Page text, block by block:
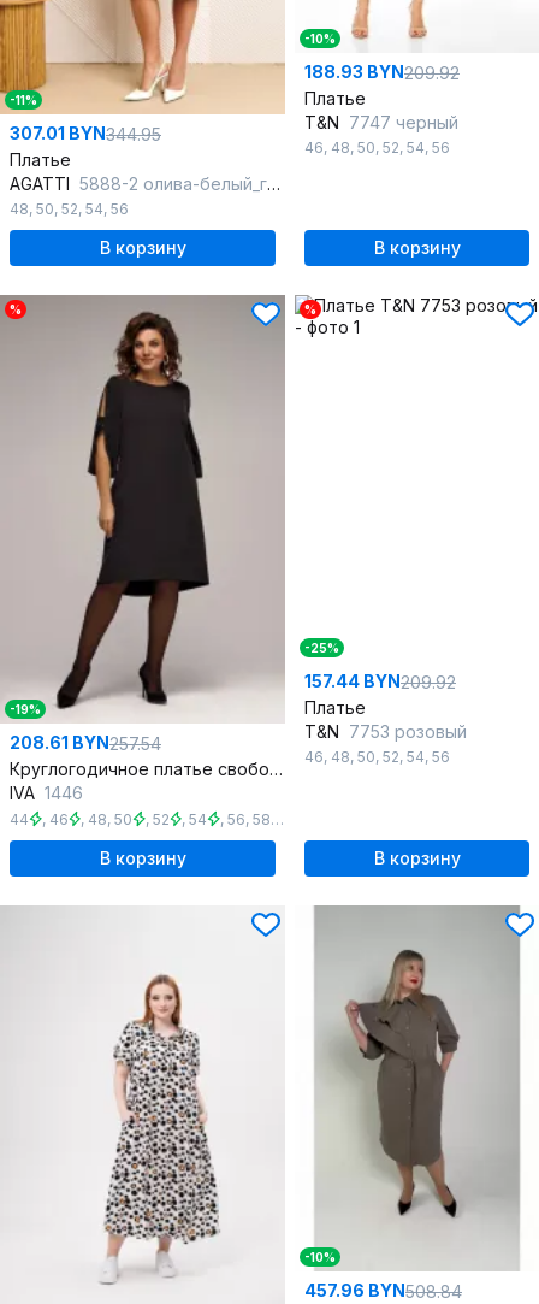
-11%
307.01 BYN344.95
Платье
AGATTI 5888-2 олива-белый_горох
48, 50, 52, 54, 56
В корзину
-10%
188.93 BYN209.92
Платье
T&N 7747 черный
46, 48, 50, 52, 54, 56
В корзину
%
-19%
208.61 BYN257.54
Круглогодичное платье свободного кроя из текстиля с карманами
IVA 1446
44 , 46 , 48, 50 , 52 , 54 , 56, 58,60
В корзину
%
-25%
157.44 BYN209.92
Платье
T&N 7753 розовый
46, 48, 50, 52, 54, 56
В корзину
-10%
457.96 BYN508.84